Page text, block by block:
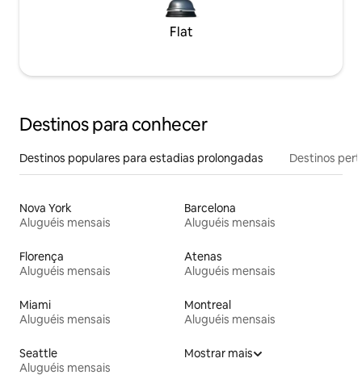
Flat
Destinos para conhecer
Destinos populares para estadias prolongadas Destinos
Nova York
Aluguéis mensais
Barcelona
Aluguéis mensais
Florença
Aluguéis mensais
Atenas
Aluguéis mensais
Miami
Aluguéis mensais
Montreal
Aluguéis mensais
Seattle
Aluguéis mensais
Mostrar mais